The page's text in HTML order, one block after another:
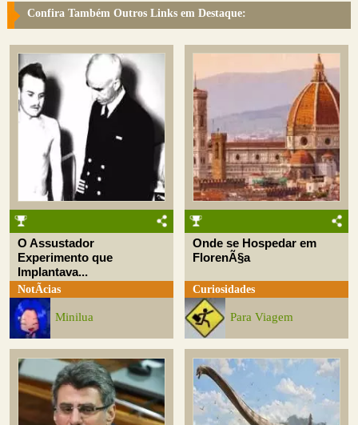
Confira Também Outros Links em Destaque:
O Assustador
Experimento que
Implantava...
NotÃ­cias
Minilua
Onde se Hospedar em
FlorenÃ§a
Curiosidades
Para Viagem